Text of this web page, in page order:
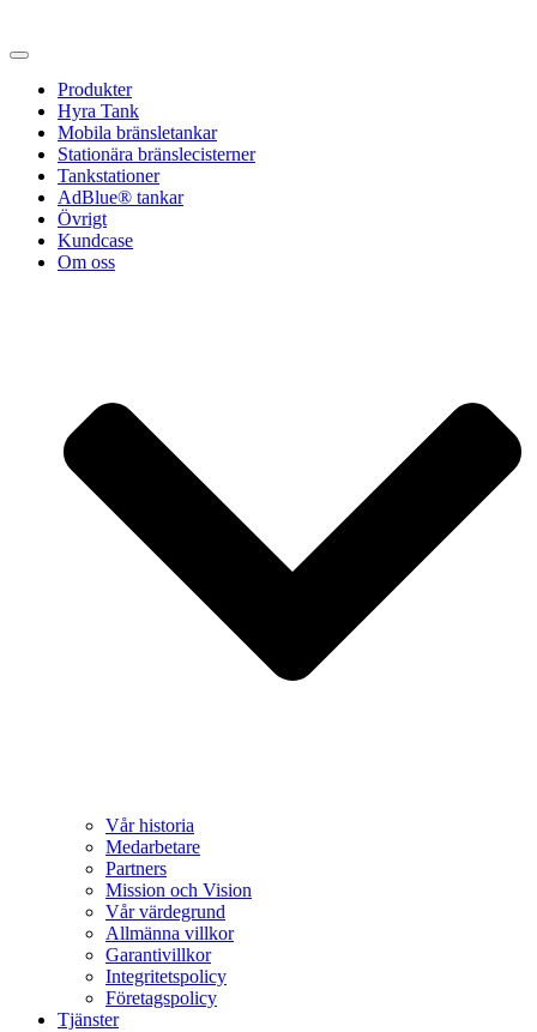
Produkter
Hyra Tank
Mobila bränsletankar
Stationära bränslecisterner
Tankstationer
AdBlue® tankar
Övrigt
Kundcase
Om oss
Vår historia
Medarbetare
Partners
Mission och Vision
Vår värdegrund
Allmänna villkor
Garantivillkor
Integritetspolicy
Företagspolicy
Tjänster